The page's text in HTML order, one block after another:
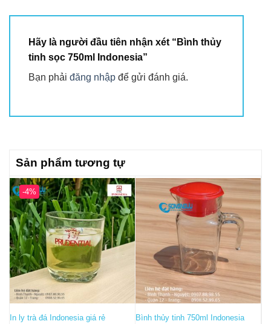
Hãy là người đầu tiên nhận xét “Bình thủy
tinh sọc 750ml Indonesia”
Bạn phải đăng nhập để gửi đánh giá.
Sản phẩm tương tự
-4%
In ly trà đá Indonesia giá rẻ Bình thủy tinh 750ml Indonesia